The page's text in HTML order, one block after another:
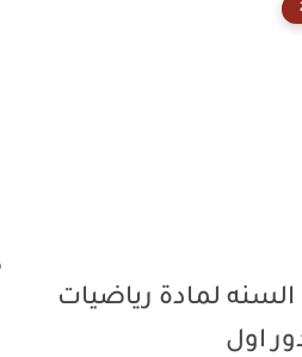
لمادة رياضيات
اول